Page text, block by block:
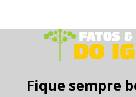
Fique sempre